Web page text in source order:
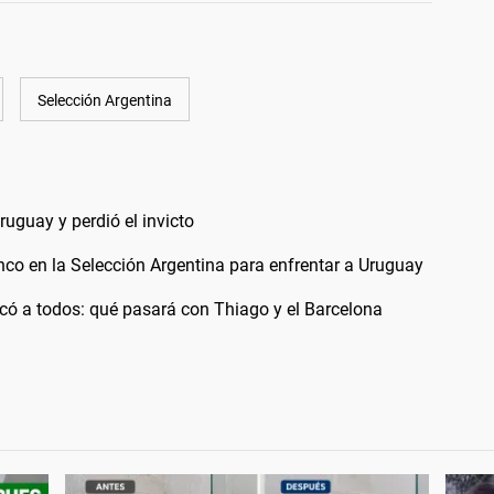
Selección Argentina
y perdió el invicto
en la Selección Argentina para enfrentar a Uruguay
a todos: qué pasará con Thiago y el Barcelona